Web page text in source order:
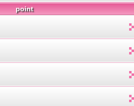
point